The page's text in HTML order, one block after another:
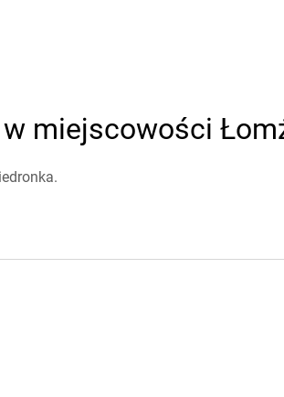
miejscowości